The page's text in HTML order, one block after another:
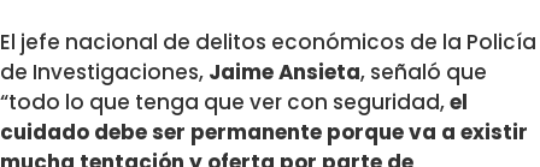
El jefe nacional de delitos económicos de la Policía
de Investigaciones, Jaime Ansieta, señaló que
“todo lo que tenga que ver con seguridad,el
cuidado debe ser permanente porque va a existir